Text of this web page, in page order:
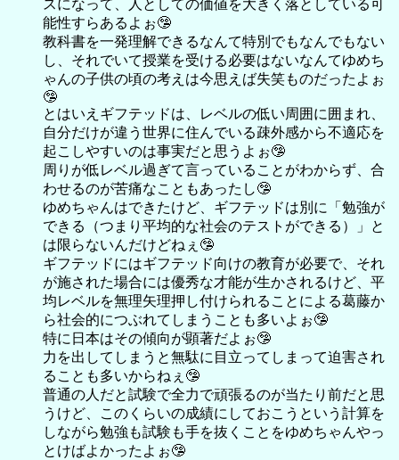
スになって、人としての価値を大きく落としている可
能性すらあるよぉ🤥
教科書を一発理解できるなんて特別でもなんでもない
し、それでいて授業を受ける必要はないなんてゆめち
ゃんの子供の頃の考えは今思えば失笑ものだったよぉ
🤥
とはいえギフテッドは、レベルの低い周囲に囲まれ、
自分だけが違う世界に住んでいる疎外感から不適応を
起こしやすいのは事実だと思うよぉ🤥
周りが低レベル過ぎて言っていることがわからず、合
わせるのが苦痛なこともあったし🤥
ゆめちゃんはできたけど、ギフテッドは別に「勉強が
できる（つまり平均的な社会のテストができる）」と
は限らないんだけどねぇ🤥
ギフテッドにはギフテッド向けの教育が必要で、それ
が施された場合には優秀な才能が生かされるけど、平
均レベルを無理矢理押し付けられることによる葛藤か
ら社会的につぶれてしまうことも多いよぉ🤥
特に日本はその傾向が顕著だよぉ🤥
力を出してしまうと無駄に目立ってしまって迫害され
ることも多いからねぇ🤥
普通の人だと試験で全力で頑張るのが当たり前だと思
うけど、このくらいの成績にしておこうという計算を
しながら勉強も試験も手を抜くことをゆめちゃんやっ
とけばよかったよぉ🤥